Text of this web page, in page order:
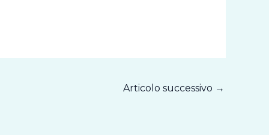
Articolo successivo →